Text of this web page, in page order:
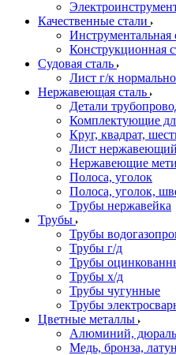
Качественные стали
Инструментальная
Конструкционная
Судовая сталь
Лист г/к
Нержавеющая сталь
Детали
Комплектующие
Круг, квадрат,
Лист нержавеющий
Нержавеющие
Полоса, уголок
Полоса, уголок,
Трубы нержавейка
Трубы
Трубы
Трубы г/д
Трубы
Трубы х/д
Трубы чугунные
Трубы
Цветные металлы
Алюминий, дюраль
Медь, бронза,